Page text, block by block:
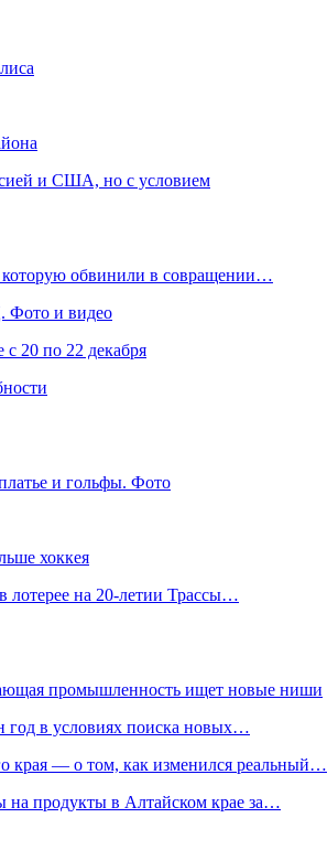
и США, но с условием
обвинили в совращении…
Фото и видео
20 по 22 декабря
и гольфы. Фото
хоккея
лотерее на 20-летии Трассы…
промышленность ищет новые ниши
год в условиях поиска новых…
края — о том, как изменился реальный…
на продукты в Алтайском крае за…